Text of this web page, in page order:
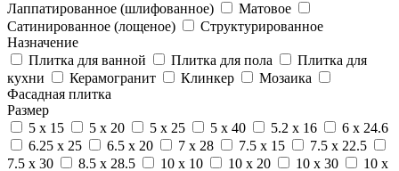
Лаппатированное (шлифованное)
Матовое
Сатинированное (лощеное)
Структурированное
Назначение
Плитка для ванной
Плитка для пола
Плитка для
кухни
Керамогранит Клинкер
Мозаика
Фасадная плитка
Размер
5 x 15
5 x 20 5 x 25 5 x 40 5.2 x 16
6 x 24.6
6.25 x 25
6.5 x 20 7 x 28 7.5 x 15
7.5 x 22.5
7.5 x 30
8.5 x 28.5 10 x 10 10 x 20 10 x 30 10 x